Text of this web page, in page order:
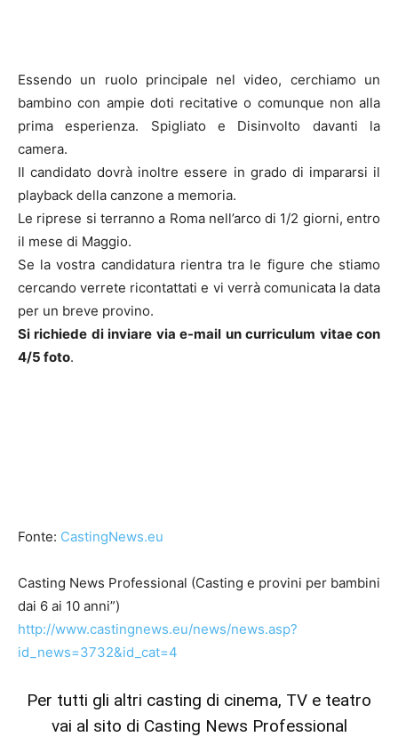
Essendo un ruolo principale nel video, cerchiamo un
bambino con ampie doti recitative o comunque non alla
prima esperienza. Spigliato e Disinvolto davanti la
camera.
Il candidato dovrà inoltre essere in grado di impararsi il
playback della canzone a memoria.
Le riprese si terranno a Roma nell’arco di 1/2 giorni, entro
il mese di Maggio.
Se la vostra candidatura rientra tra le figure che stiamo
cercando verrete ricontattati e vi verrà comunicata la data
per un breve provino.
Si richiede di inviare via e-mail un curriculum vitae con
4/5 foto.
Fonte: CastingNews.eu
Casting News Professional (Casting e provini per bambini
dai 6 ai 10 anni”)
http://www.castingnews.eu/news/news.asp?
id_news=3732&id_cat=4
Per tutti gli altri casting di cinema, TV e teatro
vai al sito di Casting News Professional